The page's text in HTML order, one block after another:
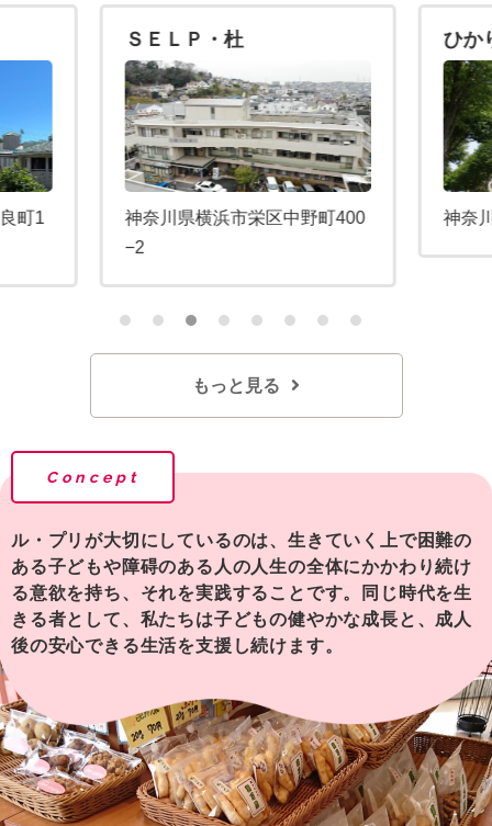
町1
ＳＥＬＰ・杜
神奈川県横浜市栄区中野町400
−2
ひか
神奈
1 2 3 4 5 6 7 8
もっと見る
Concept
ル・プリが大切にしているのは、生きていく上で困難の
ある子どもや障碍のある人の人生の全体にかかわり続け
る意欲を持ち、それを実践することです。同じ時代を生
きる者として、私たちは子どもの健やかな成長と、成人
後の安心できる生活を支援し続けます。